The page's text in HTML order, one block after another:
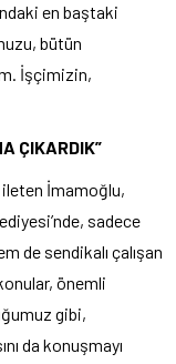
en baştaki
bütün
İşçimizin,
ÇIKARDIK”
ileten İmamoğlu,
sadece
de sendikalı çalışan
önemli
gibi,
da konuşmayı